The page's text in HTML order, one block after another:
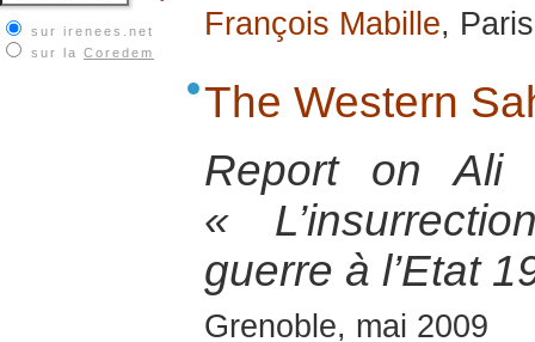
sur irenees.net
sur la Coredem
François Mabille,
The Western
Report on Ali
«
guerre à l’Etat
Grenoble, mai 2009